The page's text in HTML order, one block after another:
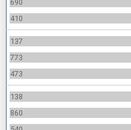
690
410
137
773
473
138
860